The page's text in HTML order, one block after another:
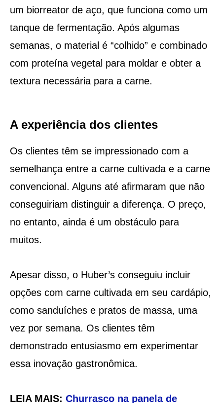
um biorreator de aço, que funciona como um
tanque de fermentação. Após algumas
semanas, o material é “colhido” e combinado
com proteína vegetal para moldar e obter a
textura necessária para a carne.
A experiência dos clientes
Os clientes têm se impressionado com a
semelhança entre a carne cultivada e a carne
convencional. Alguns até afirmaram que não
conseguiriam distinguir a diferença. O preço,
no entanto, ainda é um obstáculo para
muitos.
Apesar disso, o Huber’s conseguiu incluir
opções com carne cultivada em seu cardápio,
como sanduíches e pratos de massa, uma
vez por semana. Os clientes têm
demonstrado entusiasmo em experimentar
essa inovação gastronômica.
LEIA MAIS: Churrasco na panela de